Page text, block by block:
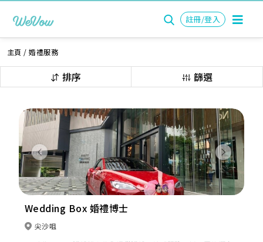
註冊/登入
主頁 /婚禮服務
排序 篩選
Previous Next
Wedding Box 婚禮博士
尖沙咀